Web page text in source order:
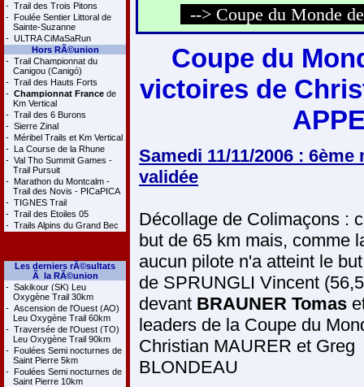
- Trail des Trois Pitons
- Foulée Sentier Littoral de
Sainte-Suzanne
- ULTRA CiMaSaRun
Hors RÃ©union
- Trail Championnat du
Canigou (Canigó)
- Trail des Hauts Forts
- Championnat France de
Km Vertical
- Trail des 6 Burons
- Sierre Zinal
- Méribel Trails et Km Vertical
- La Course de la Rhune
- Val Tho Summit Games -
Trail Pursuit
- Marathon du Montcalm -
Trail des Novis - PICaPICA
- TIGNES Trail
- Trail des Etoiles 05
- Trails Alpins du Grand Bec
Les derniers rÃ©sultats
Ã la RÃ©union
- Sakikour (SK) Leu
Oxygène Trail 30km
- Ascension de l'Ouest (AO)
Leu Oxygène Trail 60km
- Traversée de l'Ouest (TO)
Leu Oxygène Trail 90km
- Foulées Semi nocturnes de
Saint Pierre 5km
- Foulées Semi nocturnes de
Saint Pierre 10km
--> Coupe du Monde
Coupe du
victoires de
Samedi 11/11/2006 : 6ème
validée
Décollage de Colimaçons :
but de 65 km mais, comme
aucun pilote n'a atteint le
de SPRUNGLI Vincent
devant BRAUNER Tomas
leaders de la Coupe du
Christian MAURER et Greg
BLONDEAU